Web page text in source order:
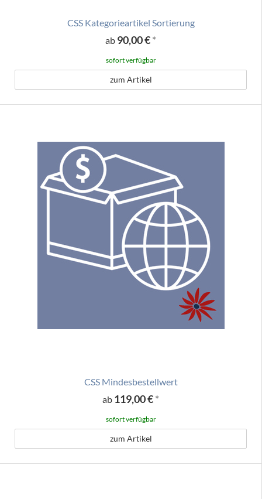
CSS Kategorieartikel Sortierung
ab 90,00 €*
sofort verfügbar
zum Artikel
CSS Mindesbestellwert
ab 119,00 €*
sofort verfügbar
zum Artikel